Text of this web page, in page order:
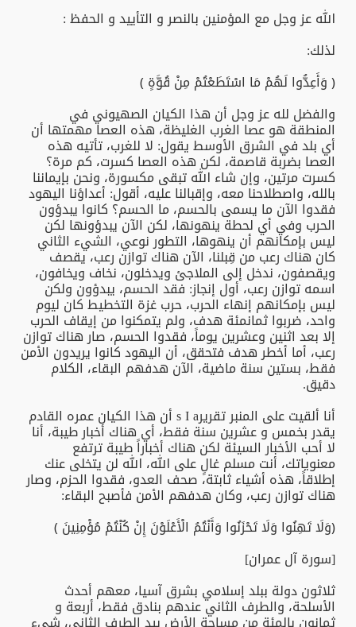
الله عز وجل مع المؤمنين بالنصر و التأييد و الحفظ :
لذلك:
﴿ وَأَعِدُّوا لَهُمْ مَا اسْتَطَعْتُمْ مِنْ قُوَّةٍ ﴾
والفضل لله عز وجل أن هذا الكيان الصهيوني في
المنطقة هو عصا الغرب الغليظة، هذه العصا مهمتها أن
أي بلد في الشرق الأوسط يقول: لا للغرب، تأتيه هذه
العصا بضربة قاصمة، لكن هذه العصا كسرت، كم مرة؟
كسرت مرتين، وإن شاء الله تبقى مكسورة، ونحن بإيماننا
بالله، واصطلاحنا معه، وإقبالنا عليه، أقول: أعداؤنا اليهود
فقدوا الآن ما يسمى بالحسم، ما الحسم؟ كانوا يبدؤون
الحرب وفي أي لحطة ينهونها، لكن الآن يبدؤونها لكن
ليس بإمكانهم أن ينهوها، التطور نوعي، الشيء الثاني
كان هناك رعب من قِبلنا، الآن هناك توازن رعب، يقصف
ويقصفون، ندخل إلى الملاجئ ويدخلون، نخاف ويخافون،
اسمه توازن رعب، أول إنجاز: فقد الحسم، يبدؤون ولكن
ليس بإمكانهم إنهاء الحرب، حرب غزة التخطيط كان ليوم
واحد، ضربوا ثمانمئة هدف، ولم يتمكنوا من إيقاف الحرب
إلا بعد اثنين وعشرين يوماً، فقدوا الحسم، صار هناك توازن
رعب، أما أخطر هدف فتحقق، أن اليهود كانوا يريدون الأمن
فقط، بستين سنة ماضية، الآن هدفهم البقاء، الكلام
دقيق.
أنا ألقيت على المنبر تقريرs I a أن هذا الكيان عمره القادم
يقدر بخمس و عشرين سنة فقط، أي هناك أخبار طيبة، أنا
لا أحب الأخبار السيئة لكن هناك أخباراً طيبة ترتفع
معنوياتك، أنت مسلم غالٍ على الله، الله لن يتخلى عنك
إطلاقاً، هذه أشياء ثابتة، صحف العدو، فقدوا الحزم، وصار
هناك توازن رعب، وكان هدفهم الأمن فأصبح البقاء:
﴿وَلَا تَهِنُوا وَلَا تَحْزَنُوا وَأَنْتُمُ الْأَعْلَوْنَ إِنْ كُنْتُمْ مُؤْمِنِينَ ﴾
[سورة آل عمران]
ثلاثون دولة ببلد إسلامي بشرق آسيا، معهم أحدث
الأسلحة، والطرف الثاني عندهم بنادق فقط، أربعة و